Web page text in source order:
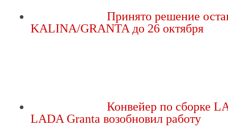
Принято решение
KALINA/GRANTA до 26 октября
Конвейер по сборке
LADA Granta возобновил работу